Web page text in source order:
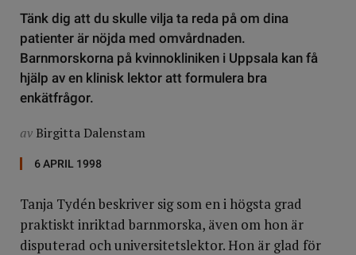
Tänk dig att du skulle vilja ta reda på om dina
patienter är nöjda med omvårdnaden.
Barnmorskorna på kvinnokliniken i Uppsala kan få
hjälp av en klinisk lektor att formulera bra
enkätfrågor.
av Birgitta Dalenstam
6 APRIL 1998
Tanja Tydén beskriver sig som en i högsta grad
praktiskt inriktad barnmorska, även om hon är
disputerad och universitetslektor. Hon är glad för